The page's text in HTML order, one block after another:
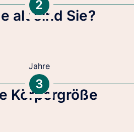
2
alt sind Sie?
Jahre
3
Körpergröße